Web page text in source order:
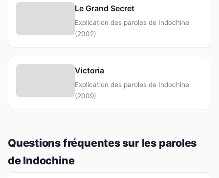
Le Grand Secret
Explication des paroles de Indochine
(2002)
Victoria
Explication des paroles de Indochine
(2009)
Questions fréquentes sur les paroles
de Indochine